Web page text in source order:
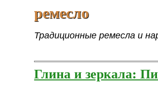
ремесло
Традиционные ремесла и
Глина и зеркала: